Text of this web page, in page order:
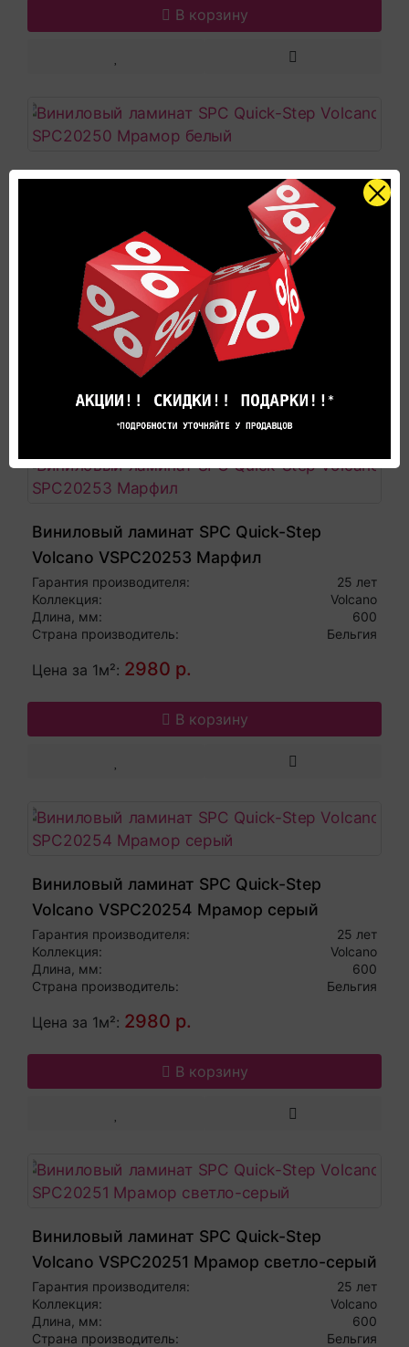
В корзину
Виниловый ламинат SPC Quick-Step
Volcano VSPC20250 Мрамор белый
Гарантия производителя:
Длина, мм:
Страна производитель:
Цена за 1м²:2980 р.
В корзину
Виниловый ламинат SPC Quick-Step
Volcano VSPC20253 Марфил
Гарантия производителя:
25 лет
Коллекция:
Volcano
Длина, мм:
600
Страна производитель:
Бельгия
Цена за 1м²: 2980 р.
В корзину
Виниловый ламинат SPC Quick-Step
Volcano VSPC20254 Мрамор серый
Гарантия производителя:
25 лет
Коллекция:
Volcano
Длина, мм:
600
Страна производитель:
Бельгия
Цена за 1м²: 2980 р.
В корзину
Виниловый ламинат SPC Quick-Step
Volcano VSPC20251 Мрамор светло-серый
Гарантия производителя:
25 лет
Коллекция:
Volcano
Длина, мм:
600
Страна производитель:
Бельгия